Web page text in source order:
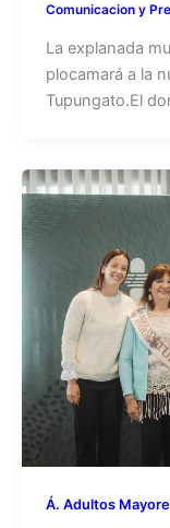
Comunicacion y
La explanada
plocamará a la
Tupungato.El
Á. Adultos